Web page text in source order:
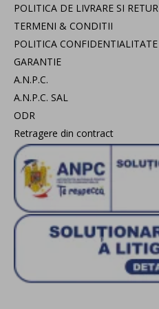
POLITICA DE LIVRARE SI RETUR
TERMENI & CONDITII
POLITICA CONFIDENTIALITATE
GARANTIE
A.N.P.C.
A.N.P.C. SAL
ODR
Retragere din contract